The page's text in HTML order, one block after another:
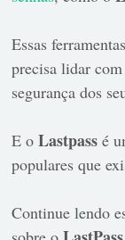
Essas
precisa lidar
segurança dos
E oLastpassé
populares que
Continue lendo